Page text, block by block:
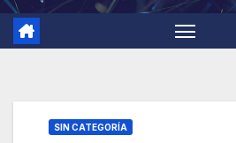
SIN CATEGORÍA